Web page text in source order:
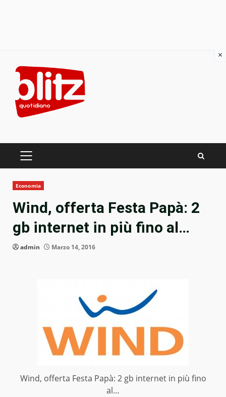
content
PRIMARY
Economia
Wind, offerta Festa Papà: 2
gb internet in più fino al…
admin Marzo 14, 2016
Wind, offerta Festa Papà: 2 gb internet in più fino
al…
×